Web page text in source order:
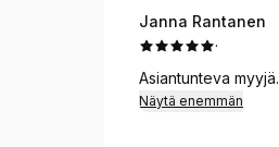
Janna Rantanen
·
Asiantunteva myyjä.
Näytä enemmän